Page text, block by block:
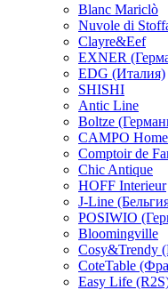
Blanc Mariclò
Nuvole di
Clayre&Eef
EXNER
EDG (Италия)
SHISHI
Antic Line
Boltze
CAMPO
Comptoir de
Chic Antique
HOFF Interieur
J-Line
POSIWIO
Bloomingville
Cosy&Trendy
CoteTable
Easy Life